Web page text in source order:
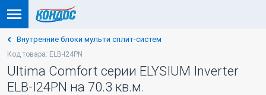
Внутренние блоки мульти сплит-систем
Код товара: ELB-I24PN
Ultima Comfort серии ELYSIUM Inverter
ELB-I24PN на 70.3 кв.м.